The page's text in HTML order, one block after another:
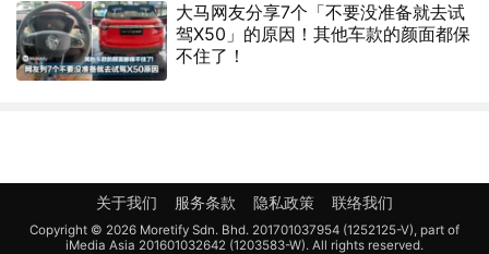
大马网友分享7个「不要没准备就去试
驾X50」的原因！其他车款的颜面都保
不住了！
关于我们 服务条款 隐私政策 联络我们
Copyright © 2026 Moretify Sdn. Bhd. 201701037954 (1252125-V), part of
iMedia Asia 201601032642 (1203583-W). All rights reserved.